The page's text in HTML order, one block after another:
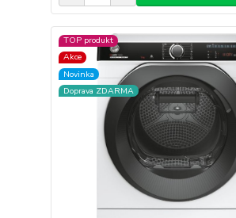
TOP produkt
Akce
Novinka
Doprava ZDARMA